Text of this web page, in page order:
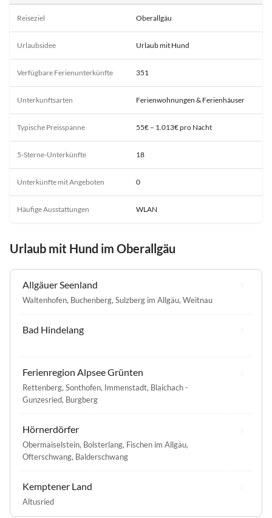
Reiseziel Oberallgäu
Urlaubsidee Urlaub mit Hund
Verfügbare Ferienunterkünfte 351
Unterkunftsarten Ferienwohnungen & Ferienhäuser
Typische Preisspanne 55€ – 1.013€ pro Nacht
5-Sterne-Unterkünfte 18
Unterkünfte mit Angeboten 0
Häufige Ausstattungen WLAN
Urlaub mit Hund im Oberallgäu
Allgäuer Seenland
Waltenhofen, Buchenberg, Sulzberg im Allgäu, Weitnau
Bad Hindelang
Ferienregion Alpsee Grünten
Rettenberg, Sonthofen, Immenstadt, Blaichach -
Gunzesried, Burgberg
Hörnerdörfer
Obermaiselstein, Bolsterlang, Fischen im Allgäu,
Ofterschwang, Balderschwang
Kemptener Land
Altusried